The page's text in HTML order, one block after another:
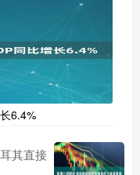
6.4%
其直接